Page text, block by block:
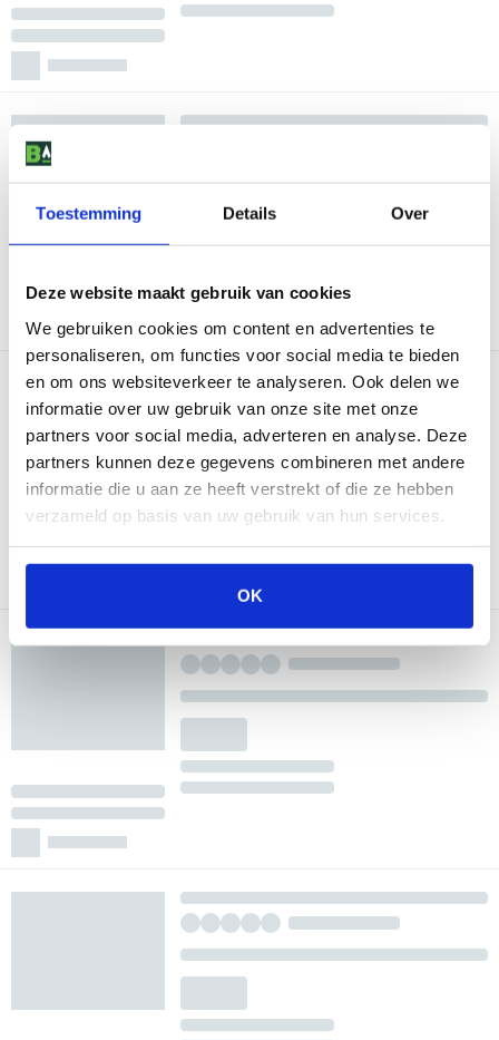
Toestemming Details Over
Deze website maakt gebruik van cookies
We gebruiken cookies om content en advertenties te
personaliseren, om functies voor social media te bieden
en om ons websiteverkeer te analyseren. Ook delen we
informatie over uw gebruik van onze site met onze
partners voor social media, adverteren en analyse. Deze
partners kunnen deze gegevens combineren met andere
informatie die u aan ze heeft verstrekt of die ze hebben
verzameld op basis van uw gebruik van hun services.
OK